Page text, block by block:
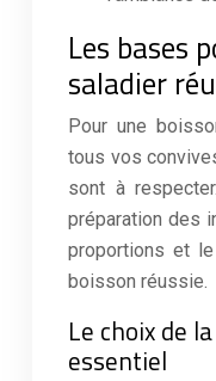
Les bases
saladier
Pour une
tous vos
sont à
préparation des
proportions et
boisson réussie.
Le choix de
essentiel